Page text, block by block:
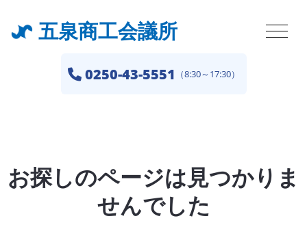
五泉商工会議所
0250-43-5551 （8:30～17:30）
お探しのページは見つかりま
せんでした